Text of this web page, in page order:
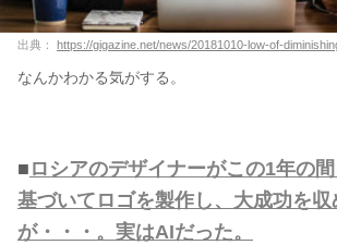
出典： https://gigazine.net/news/20181010-low-of-
なんかわかる気がする。
■ ロシアのデザイナーがこの1年の
基づいてロゴを製作し、大成功を収
が・・・。実はAIだった。